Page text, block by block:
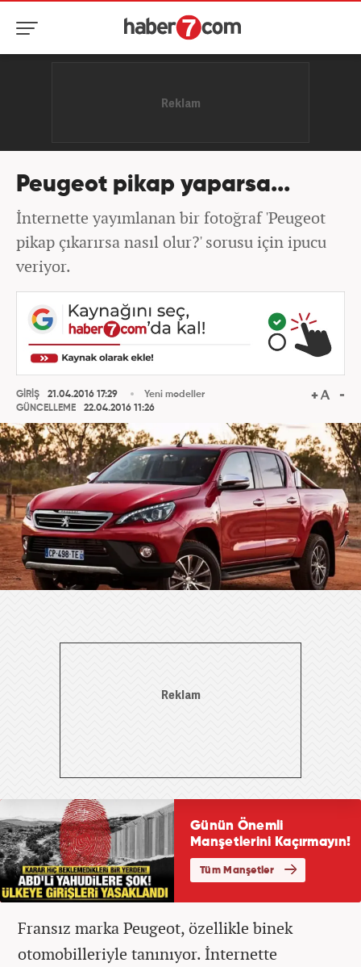
Peugeot pikap yaparsa...
İnternette yayımlanan bir fotoğraf 'Peugeot
pikap çıkarırsa nasıl olur?' sorusu için ipucu
veriyor.
GİRİŞ
21.04.2016 17:29
GÜNCELLEME
22.04.2016 11:26
Yeni modeller
Fransız marka Peugeot, özellikle binek
otomobilleriyle tanınıyor. İnternette